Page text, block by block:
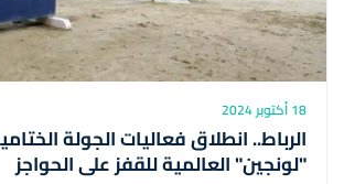
18 أكتوبر 2024
الرباط.. انطلاق فعاليات الجولة
"لونجين" العالمية للقفز على الحواجز